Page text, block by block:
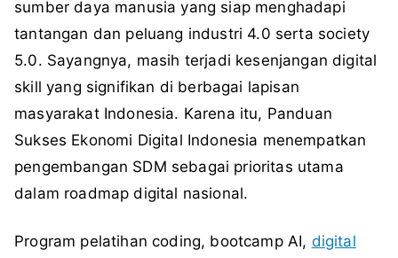
sumber daya manusia yang siap menghadapi
tantangan dan peluang industri 4.0 serta society
5.0. Sayangnya, masih terjadi kesenjangan digital
skill yang signifikan di berbagai lapisan
masyarakat Indonesia. Karena itu, Panduan
Sukses Ekonomi Digital Indonesia menempatkan
pengembangan SDM sebagai prioritas utama
dalam roadmap digital nasional.
Program pelatihan coding, bootcamp AI, digital